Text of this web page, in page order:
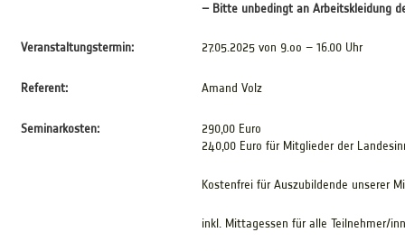
– Bitte unbedingt an Arbeitskleidung
Veranstaltungstermin: 27.05.2025 von 9.oo – 16.00 Uhr
Referent: Amand Volz
Seminarkosten:
290,00 Euro
240,00 Euro für Mitglieder der
Kostenfrei für Auszubildende unserer
inkl. Mittagessen für alle Teilnehmer/